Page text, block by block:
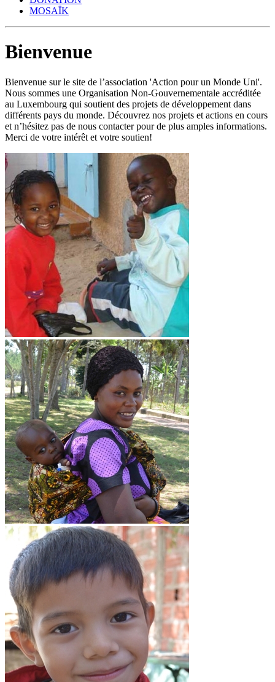
MOSAÏK
Bienvenue
Bienvenue sur le site de l’association 'Action pour un Monde Uni'.
Nous sommes une Organisation Non-Gouvernementale accréditée
au Luxembourg qui soutient des projets de développement dans
différents pays du monde. Découvrez nos projets et actions en cours
et n’hésitez pas de nous contacter pour de plus amples informations.
Merci de votre intérêt et votre soutien!